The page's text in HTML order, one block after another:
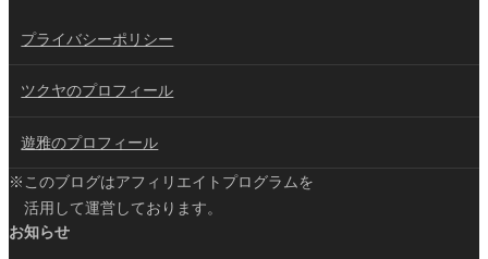
プライバシーポリシー
ツクヤのプロフィール
遊雅のプロフィール
※このブログはアフィリエイトプログラムを
活用して運営しております。
お知らせ